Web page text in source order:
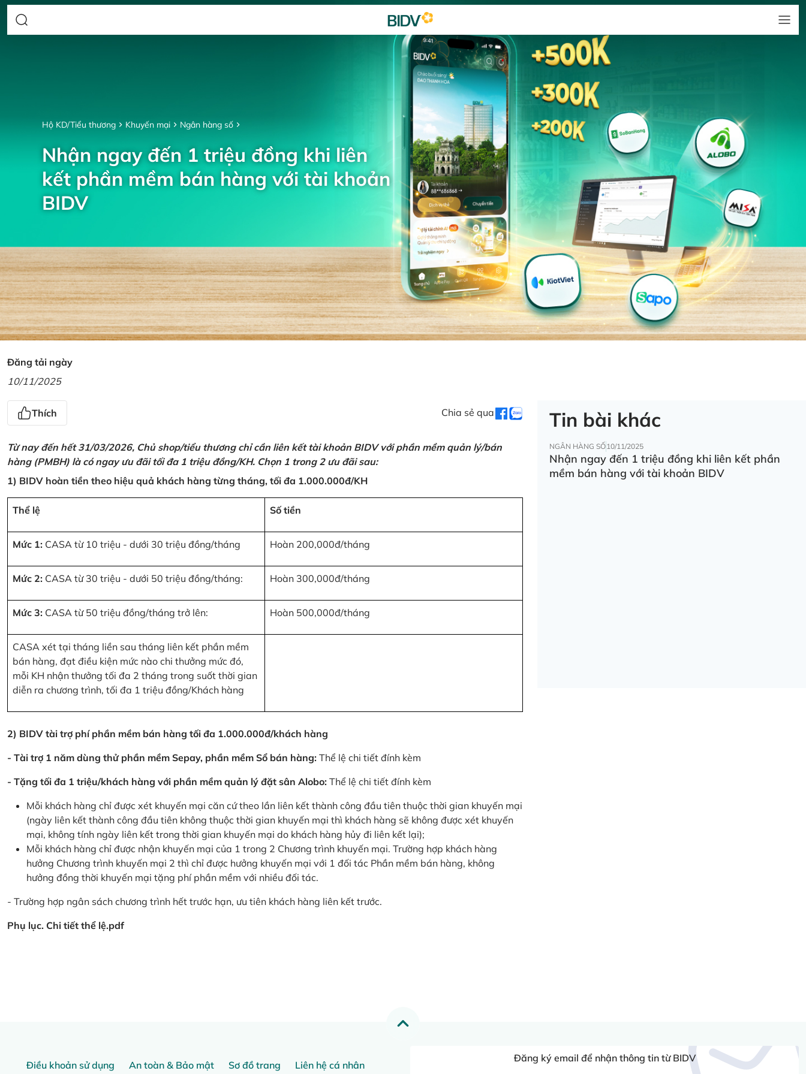
Hộ KD/Tiểu thương Khuyến mại Ngân hàng số
Nhận ngay đến 1 triệu đồng khi liên
kết phần mềm bán hàng với tài khoản
BIDV
Đăng tải ngày
10/11/2025
Thích Chia sẻ qua
Từ nay đến hết 31/03/2026, Chủ shop/tiểu thương chỉ cần liên kết tài khoản BIDV với phần mềm quản lý/bán
hàng (PMBH) là có ngay ưu đãi tối đa 1 triệu đồng/KH. Chọn 1 trong 2 ưu đãi sau:
1) BIDV hoàn tiền theo hiệu quả khách hàng từng tháng, tối đa 1.000.000đ/KH
Thể lệ Số tiền
Mức 1: CASA từ 10 triệu - dưới 30 triệu đồng/tháng Hoàn 200,000đ/tháng
Mức 2: CASA từ 30 triệu - dưới 50 triệu đồng/tháng: Hoàn 300,000đ/tháng
Mức 3: CASA từ 50 triệu đồng/tháng trở lên: Hoàn 500,000đ/tháng
CASA xét tại tháng liền sau tháng liên kết phần mềm
bán hàng, đạt điều kiện mức nào chi thưởng mức đó,
mỗi KH nhận thưởng tối đa 2 tháng trong suốt thời gian
diễn ra chương trình, tối đa 1 triệu đồng/Khách hàng
2) BIDV tài trợ phí phần mềm bán hàng tối đa 1.000.000đ/khách hàng
- Tài trợ 1 năm dùng thử phần mềm Sepay, phần mềm Sổ bán hàng: Thể lệ chi tiết đính kèm
- Tặng tối đa 1 triệu/khách hàng với phần mềm quản lý đặt sân Alobo: Thể lệ chi tiết đính kèm
Mỗi khách hàng chỉ được xét khuyến mại căn cứ theo lần liên kết thành công đầu tiên thuộc thời gian khuyến mại
(ngày liên kết thành công đầu tiên không thuộc thời gian khuyến mại thì khách hàng sẽ không được xét khuyến
mại, không tính ngày liên kết trong thời gian khuyến mại do khách hàng hủy đi liên kết lại);
Mỗi khách hàng chỉ được nhận khuyến mại của 1 trong 2 Chương trình khuyến mại. Trường hợp khách hàng
hưởng Chương trình khuyến mại 2 thì chỉ được hưởng khuyến mại với 1 đối tác Phần mềm bán hàng, không
hưởng đồng thời khuyến mại tặng phí phần mềm với nhiều đối tác.
- Trường hợp ngân sách chương trình hết trước hạn, ưu tiên khách hàng liên kết trước.
Phụ lục. Chi tiết thể lệ.pdf
Tin bài khác
NGÂN HÀNG SỐ10/11/2025
Nhận ngay đến 1 triệu đồng khi liên kết phần
mềm bán hàng với tài khoản BIDV
Điều khoản sử dụng An toàn & Bảo mật Sơ đồ trang
Liên hệ cá nhân
Đăng ký email để nhận thông tin từ BIDV